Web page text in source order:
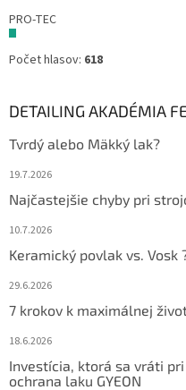
PRO-TEC
Počet hlasov: 618
DETAILING AKADÉMIA
Tvrdý alebo Mäkký lak?
19.7.2026
Najčastejšie chyby pri
10.7.2026
Keramický povlak vs. Vosk
29.6.2026
7 krokov k maximálnej
18.6.2026
Investícia, ktorá sa vráti
ochrana laku GYEON